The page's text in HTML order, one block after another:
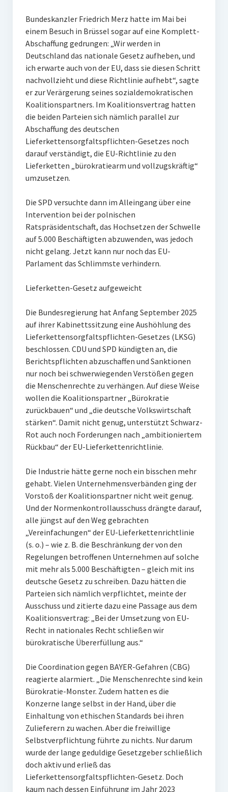
Bundeskanzler Friedrich Merz hatte im Mai bei
einem Besuch in Brüssel sogar auf eine Komplett-
Abschaffung gedrungen: „Wir werden in
Deutschland das nationale Gesetz aufheben, und
ich erwarte auch von der EU, dass sie diesen Schritt
nachvollzieht und diese Richtlinie aufhebt“, sagte
er zur Verärgerung seines sozialdemokratischen
Koalitionspartners. Im Koalitionsvertrag hatten
die beiden Parteien sich nämlich parallel zur
Abschaffung des deutschen
Lieferkettensorgfaltspflichten-Gesetzes noch
darauf verständigt, die EU-Richtlinie zu den
Lieferketten „bürokratiearm und vollzugskräftig“
umzusetzen.
Die SPD versuchte dann im Alleingang über eine
Intervention bei der polnischen
Ratspräsidentschaft, das Hochsetzen der Schwelle
auf 5.000 Beschäftigten abzuwenden, was jedoch
nicht gelang. Jetzt kann nur noch das EU-
Parlament das Schlimmste verhindern.
Lieferketten-Gesetz aufgeweicht
Die Bundesregierung hat Anfang September 2025
auf ihrer Kabinettssitzung eine Aushöhlung des
Lieferkettensorgfaltspflichten-Gesetzes (LKSG)
beschlossen. CDU und SPD kündigten an, die
Berichtspflichten abzuschaffen und Sanktionen
nur noch bei schwerwiegenden Verstößen gegen
die Menschenrechte zu verhängen. Auf diese Weise
wollen die Koalitionspartner „Bürokratie
zurückbauen“ und „die deutsche Volkswirtschaft
stärken“. Damit nicht genug, unterstützt Schwarz-
Rot auch noch Forderungen nach „ambitioniertem
Rückbau“ der EU-Lieferkettenrichtlinie.
Die Industrie hätte gerne noch ein bisschen mehr
gehabt. Vielen Unternehmensverbänden ging der
Vorstoß der Koalitionspartner nicht weit genug.
Und der Normenkontrollausschuss drängte darauf,
alle jüngst auf den Weg gebrachten
„Vereinfachungen“ der EU-Lieferkettenrichtlinie
(s. o.) – wie z. B. die Beschränkung der von den
Regelungen betroffenen Unternehmen auf solche
mit mehr als 5.000 Beschäftigten – gleich mit ins
deutsche Gesetz zu schreiben. Dazu hätten die
Parteien sich nämlich verpflichtet, meinte der
Ausschuss und zitierte dazu eine Passage aus dem
Koalitionsvertrag: „Bei der Umsetzung von EU-
Recht in nationales Recht schließen wir
bürokratische Übererfüllung aus.“
Die Coordination gegen BAYER-Gefahren (CBG)
reagierte alarmiert. „Die Menschenrechte sind kein
Bürokratie-Monster. Zudem hatten es die
Konzerne lange selbst in der Hand, über die
Einhaltung von ethischen Standards bei ihren
Zulieferern zu wachen. Aber die freiwillige
Selbstverpflichtung führte zu nichts. Nur darum
wurde der lange geduldige Gesetzgeber schließlich
doch aktiv und erließ das
Lieferkettensorgfaltspflichten-Gesetz. Doch
kaum nach dessen Einführung im Jahr 2023